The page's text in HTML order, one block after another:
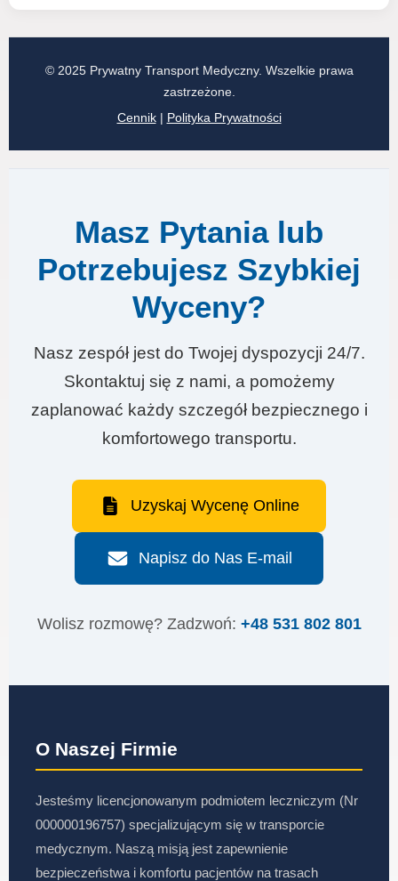
© 2025 Prywatny Transport Medyczny. Wszelkie prawa
zastrzeżone.
Cennik| Polityka Prywatności
Masz Pytania lub
Potrzebujesz Szybkiej
Wyceny?
Nasz zespół jest do Twojej dyspozycji 24/7.
Skontaktuj się z nami, a pomożemy
zaplanować każdy szczegół bezpiecznego i
komfortowego transportu.
Uzyskaj Wycenę Online
Napisz do Nas E-mail
Wolisz rozmowę? Zadzwoń: +48 531 802 801
O Naszej Firmie
Jesteśmy licencjonowanym podmiotem leczniczym (Nr
000000196757) specjalizującym się w transporcie
medycznym. Naszą misją jest zapewnienie
bezpieczeństwa i komfortu pacjentów na trasach